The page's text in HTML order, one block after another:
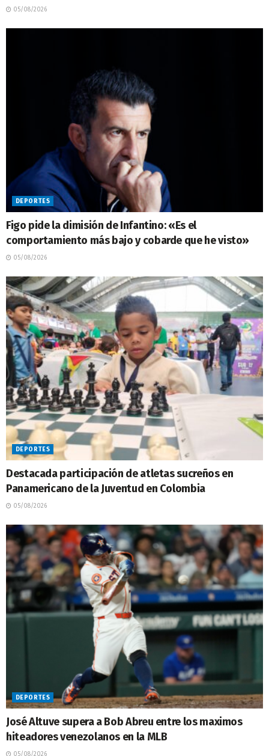
05/08/2026
DEPORTES
Figo pide la dimisión de Infantino: «Es el
comportamiento más bajo y cobarde que he visto»
05/08/2026
DEPORTES
Destacada participación de atletas sucreños en
Panamericano de la Juventud en Colombia
05/08/2026
DEPORTES
José Altuve supera a Bob Abreu entre los maximos
hiteadores venezolanos en la MLB
05/08/2026